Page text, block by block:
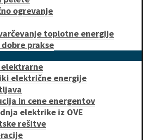
ogrevanje
toplotne energije
prakse
elektrarne
električne energije
in cene energentov
elektrike iz OVE
rešitve